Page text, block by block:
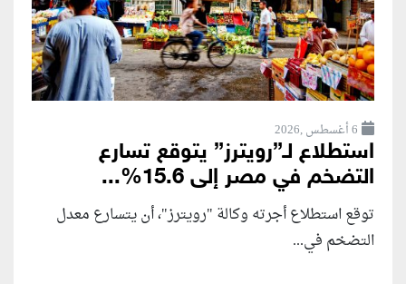
6 أغسطس ,2026
استطلاع لـ”رويترز” يتوقع تسارع
التضخم في مصر إلى 15.6%...
توقع استطلاع أجرته وكالة "رويترز"، أن يتسارع ‌معدل
التضخم في...